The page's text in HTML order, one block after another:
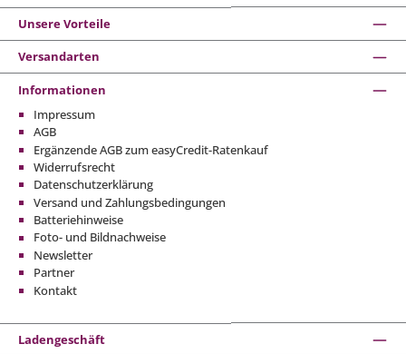
Unsere Vorteile
Versandarten
Informationen
Impressum
AGB
Ergänzende AGB zum easyCredit-Ratenkauf
Widerrufsrecht
Datenschutzerklärung
Versand und Zahlungsbedingungen
Batteriehinweise
Foto- und Bildnachweise
Newsletter
Partner
Kontakt
Ladengeschäft